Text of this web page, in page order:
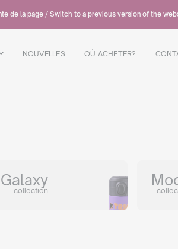
de la page / Switch to a previous version of the
NOUVELLES OÙ ACHETER?
Galaxy
collection